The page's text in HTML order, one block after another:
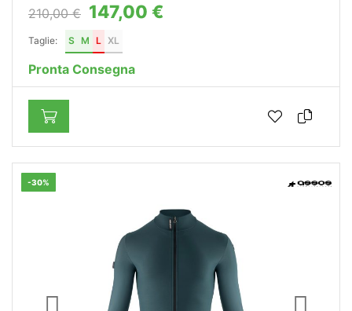
210,00 € 147,00 €
Taglie: S M L XL
Pronta Consegna
-30%